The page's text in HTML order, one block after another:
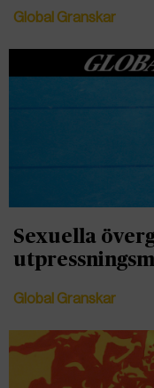
Global Granskar
Sexuella
Global Granskar